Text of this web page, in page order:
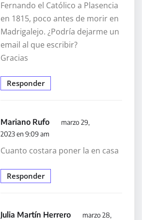
Fernando el Católico a Plasencia
en 1815, poco antes de morir en
Madrigalejo. ¿Podría dejarme un
email al que escribir?
Gracias
Responder
Mariano Rufo
marzo 29,
2023 en 9:09 am
Cuanto costara poner la en casa
Responder
Julia Martín Herrero
marzo 28,